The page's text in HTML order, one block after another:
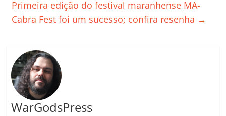
k ss
ro
ar
Primeira edição do festival maranhense MA-
Cabra Fest foi um sucesso; confira resenha →
WarGodsPress